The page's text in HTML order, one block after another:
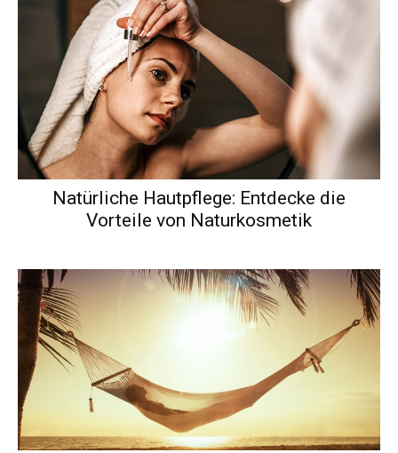
Natürliche Hautpflege: Entdecke die
Vorteile von Naturkosmetik